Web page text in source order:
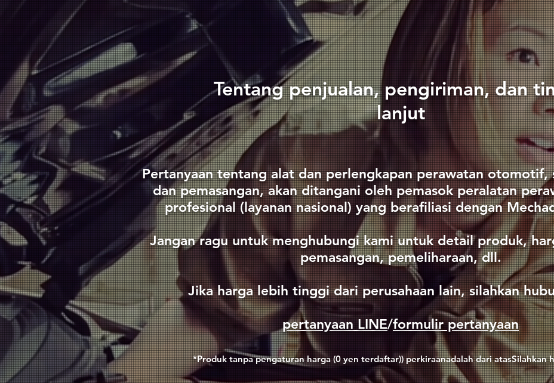
​Tentang penjualan, pengiriman, dan
lanjut
Pertanyaan tentang alat dan perlengkapan perawatan otomotif,
dan pemasangan, akan ditangani oleh pemasok peralatan
profesional (layanan nasional) yang berafiliasi dengan
Jangan ragu untuk menghubungi kami untuk detail produk,
pemasangan, pemeliharaan, dll.
Jika harga lebih tinggi dari perusahaan lain, silahkan
pertanyaan LINE/formulir pertanyaan
*Produk tanpa pengaturan harga (0 yen terdaftar)) perkiraanadalah dari atasSilahkan